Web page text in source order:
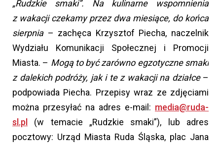
„Rudzkie smaki”. Na kulinarne wspomnienia
z wakacji czekamy przez dwa miesiące, do końca
sierpnia– zachęca Krzysztof Piecha, naczelnik
Wydziału Komunikacji Społecznej i Promocji
Miasta. – Mogą to być zarówno egzotyczne smaki
z dalekich podróży, jak i te z wakacji na działce–
podpowiada Piecha. Przepisy wraz ze zdjęciami
można przesyłać na adres e-mail: media@ruda-
sl.pl
(w temacie „Rudzkie smaki”), lub adres
pocztowy: Urząd Miasta Ruda Śląska, plac Jana